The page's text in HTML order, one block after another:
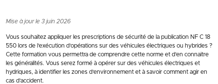
Mise à jour le 3 juin 2026
Vous souhaitez appliquer les prescriptions de sécurité de la publication NF C 18
550 lors de l’exécution d’opérations sur des véhicules électriques ou hybrides ?
Cette formation vous permettra de comprendre cette norme et d’en connaitre
les généralités. Vous serez formé à opérer sur des véhicules électriques et
hydriques, à identifier les zones d’environnement et à savoir comment agir en
cas d’accident.